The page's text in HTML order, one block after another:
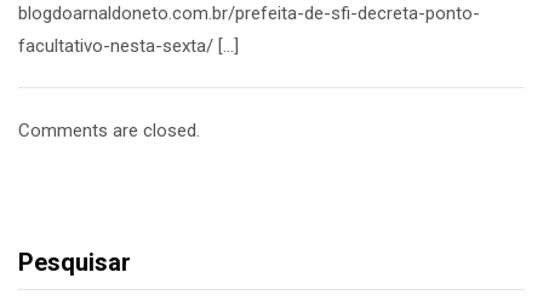
blogdoarnaldoneto.com.br/prefeita-de-sfi-decreta-ponto-
facultativo-nesta-sexta/ […]
Comments are closed.
Pesquisar